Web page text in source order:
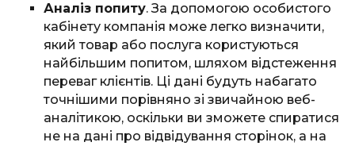
Аналіз попиту. За допомогою особистого
кабінету компанія може легко визначити,
який товар або послуга користуються
найбільшим попитом, шляхом відстеження
переваг клієнтів. Ці дані будуть набагато
точнішими порівняно зі звичайною веб-
аналітикою, оскільки ви зможете спиратися
не на дані про відвідування сторінок, а на